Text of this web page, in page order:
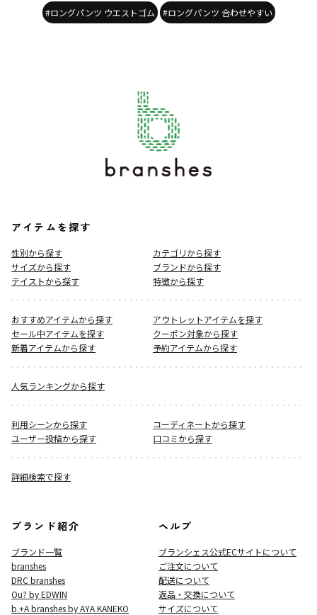
#ロングパンツ ウエストゴム #ロングパンツ 合わせやすい
アイテムを探す
性別から探す
カテゴリから探す
サイズから探す
ブランドから探す
テイストから探す
特徴から探す
おすすめアイテムから探す
アウトレットアイテムを探す
セール中アイテムを探す
クーポン対象から探す
新着アイテムから探す
予約アイテムから探す
人気ランキングから探す
利用シーンから探す
コーディネートから探す
ユーザー投稿から探す
口コミから探す
詳細検索で探す
ブランド紹介
ブランド一覧
branshes
DRC branshes
Ou? by EDWIN
b.+A branshes by AYA KANEKO
ヘルプ
ブランシェス公式ECサイトについて
ご注文について
配送について
返品・交換について
サイズについて